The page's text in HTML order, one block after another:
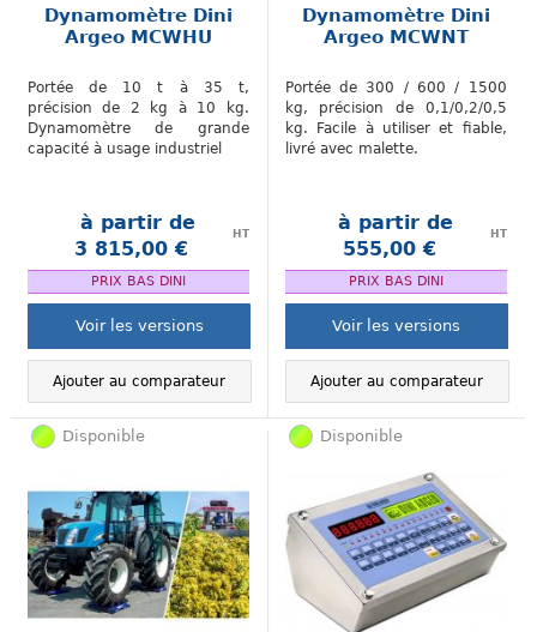
Dynamomètre Dini
Argeo MCWHU
Portée de 10 t à 35 t,
précision de 2 kg à 10 kg.
Dynamomètre de grande
capacité à usage industriel
à partir de
3 815,00 €
HT
PRIX BAS DINI
Voir les versions
Ajouter au comparateur
Dynamomètre Dini
Argeo MCWNT
Portée de 300 / 600 / 1500
kg, précision de 0,1/0,2/0,5
kg. Facile à utiliser et fiable,
livré avec malette.
à partir de
555,00 €
HT
PRIX BAS DINI
Voir les versions
Ajouter au comparateur
Disponible Disponible